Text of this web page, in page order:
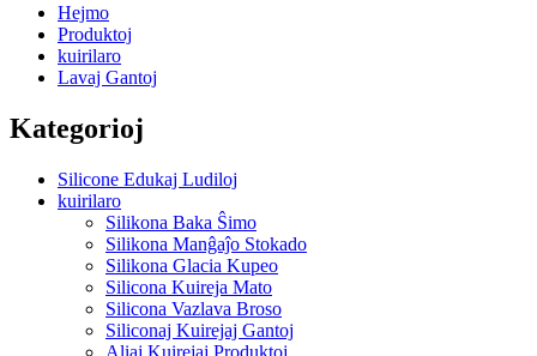
Hejmo
Produktoj
kuirilaro
Lavaj Gantoj
Kategorioj
Silicone Edukaj Ludiloj
kuirilaro
Silikona Baka Ŝimo
Silikona Manĝaĵo Stokado
Silikona Glacia Kupeo
Silicona Kuireja Mato
Silicona Vazlava Broso
Siliconaj Kuirejaj Gantoj
Aliaj Kuirejaj Produktoj